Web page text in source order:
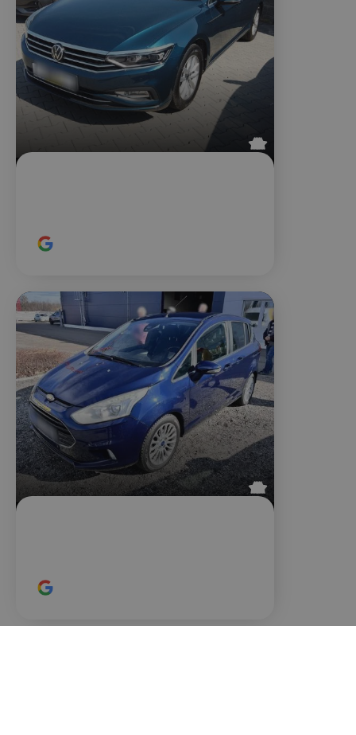

Štefan L.
Volkswagen Passat
to potreboval.

Tomáš N.
Ford B-MAX
p.Žák ma prekvapil svojou skvele